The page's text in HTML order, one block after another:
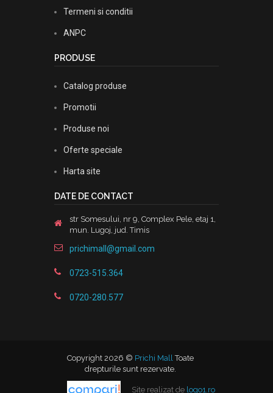
Termeni si conditii
ANPC
PRODUSE
Catalog produse
Promotii
Produse noi
Oferte speciale
Harta site
DATE DE CONTACT
str Somesului, nr 9, Complex Pele, etaj 1,
mun. Lugoj, jud. Timis
prichimall@gmail.com
0723-515.364
0720-280.577
Copyright 2026 © Prichi Mall
Toate
drepturile sunt rezervate.
Site realizat de logo1.ro